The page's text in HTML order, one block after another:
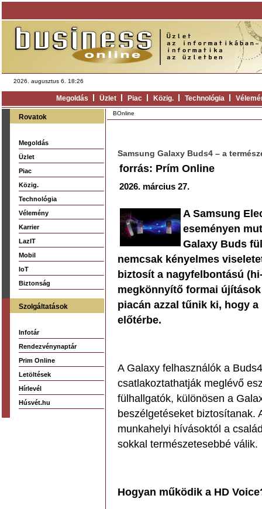
2026. augusztus 6. 18:26
Megoldás Üzlet Piac Közig. Technológia
Rovatok
Megoldás
Üzlet
Piac
Közig.
Technológia
Vélemény
Karrier
LazIT
Mobil
IoT
Biztonság
Szolgáltatások
Infotár
Rendezvénynaptár
Prim Online
Letöltések
Hírlevél
Húsvét.hu
BOnline
Samsung Galaxy Buds4 – a
forrás: Prím Online
2026. március 27.
A Samsung
eseményen
Galaxy Buds
nemcsak kényelmes
biztosít a nagyfelbontású
megkönnyítő formai
piacán azzal tűnik ki, hogy
előtérbe.
A Galaxy felhasználók a
csatlakoztathatják meglévő
fülhallgatók, különösen a
beszélgetéseket biztosítanak.
munkahelyi hívásoktól a
sokkal természetesebbé válik.
Hogyan működik a HD